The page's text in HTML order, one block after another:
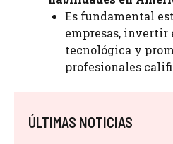
Es fundamental
empresas,
tecnológica y
profesionales
ÚLTIMAS NOTICIAS